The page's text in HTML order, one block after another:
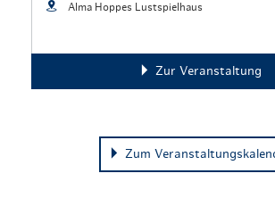
Alma Hoppes Lustspielhaus
Zur Veranstaltung
Zum